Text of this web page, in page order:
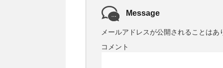
Message
メールアドレスが公開されることはあ
コメント